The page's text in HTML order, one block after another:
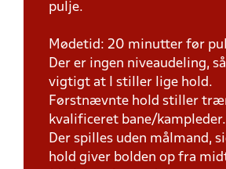
pulje.
Mødetid: 20 minutter før
Der er ingen niveaudeling,
vigtigt at I stiller lige hold.
Førstnævnte hold stiller
kvalificeret bane/kampleder.
Der spilles uden målmand,
hold giver bolden op fra